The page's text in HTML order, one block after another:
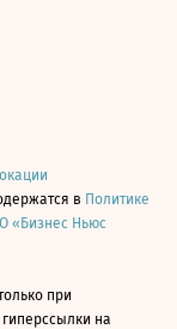
в Политике
«Бизнес Ньюс
при
на